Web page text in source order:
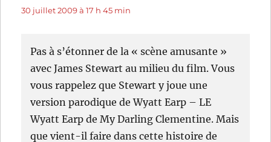
30 juillet 2009 à 17 h 45 min
Pas à s’étonner de la « scène amusante »
avec James Stewart au milieu du film. Vous
vous rappelez que Stewart y joue une
version parodique de Wyatt Earp – LE
Wyatt Earp de My Darling Clementine. Mais
que vient-il faire dans cette histoire de